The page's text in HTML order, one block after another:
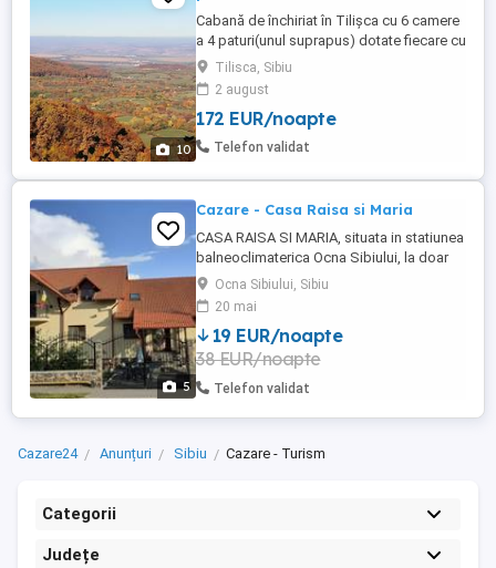
10
Cabană de închiriat în Tilișca cu 6 camere
a 4 paturi(unul suprapus) dotate fiecare cu
baie, prici pt ca. 8 persoane, cameră de zi
de ca 60 m pătrați cu bucătărie deschisă,
baie de servici și 2 toalete exterioare.
Cabana este dotată cu toate cele
necesare : plită, cuptor, mașină de spălat
Tilisca, Sibiu
2 august
172 EUR/noapte
Telefon validat
5
Cazare - Casa Raisa si Maria
CASA RAISA SI MARIA, situata in statiunea
balneoclimaterica Ocna Sibiului, la doar
15 minute de mers pe jos la lacurile
naturale sarate. Suntem amplasati intr-o
zona linistita si oferim turistilor intreg
confortul a 7 camere ( 6 camere triple - 1
camera dubla ) - cu o capacitate maxima
de 20 ( 23 ...
Ocna Sibiului, Sibiu
20 mai
19 EUR/noapte
38 EUR/noapte
Telefon validat
Cazare24 Anunțuri Sibiu Cazare - Turism
Categorii
Județe